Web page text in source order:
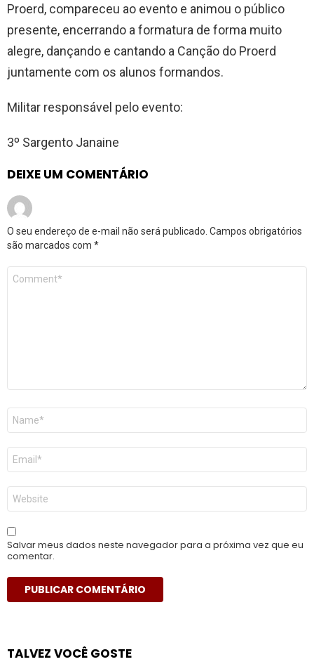
Proerd, compareceu ao evento e animou o público
presente, encerrando a formatura de forma muito
alegre, dançando e cantando a Canção do Proerd
juntamente com os alunos formandos.
Militar responsável pelo evento:
3º Sargento Janaine
DEIXE UM COMENTÁRIO
O seu endereço de e-mail não será publicado. Campos obrigatórios
são marcados com *
Comentário
Nome
E-
mail
*
Site
Salvar meus dados neste navegador para a próxima vez que eu
comentar.
TALVEZ VOCÊ GOSTE